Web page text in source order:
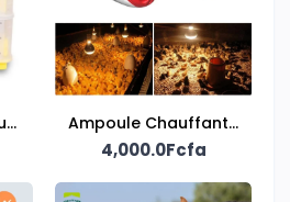
Ampoule Chauffante
Durable 100W
4,000.0Fcfa